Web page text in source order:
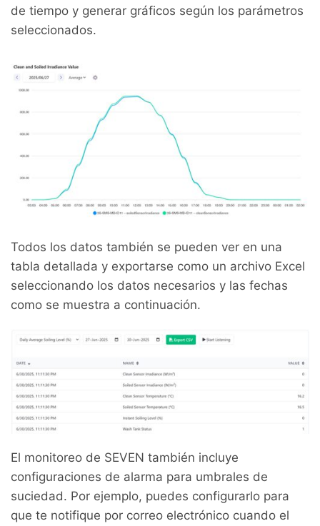
de tiempo y generar gráficos según los parámetros
seleccionados.
Todos los datos también se pueden ver en una
tabla detallada y exportarse como un archivo Excel
seleccionando los datos necesarios y las fechas
como se muestra a continuación.
El monitoreo de SEVEN también incluye
configuraciones de alarma para umbrales de
suciedad. Por ejemplo, puedes configurarlo para
que te notifique por correo electrónico cuando el